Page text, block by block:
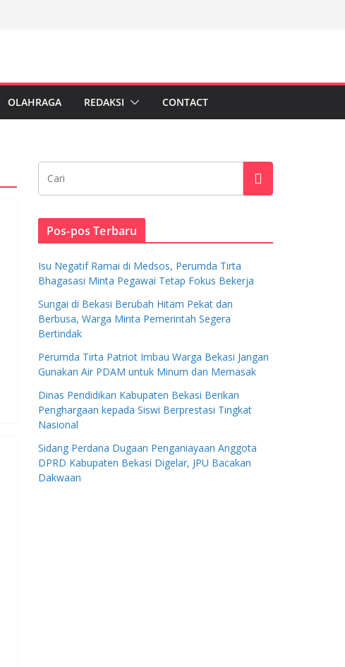
OLAHRAGA REDAKSI CONTACT
Pos-pos Terbaru
Isu Negatif Ramai di Medsos, Perumda Tirta
Bhagasasi Minta Pegawai Tetap Fokus Bekerja
Sungai di Bekasi Berubah Hitam Pekat dan
Berbusa, Warga Minta Pemerintah Segera
Bertindak
Perumda Tirta Patriot Imbau Warga Bekasi Jangan
Gunakan Air PDAM untuk Minum dan Memasak
Dinas Pendidikan Kabupaten Bekasi Berikan
Penghargaan kepada Siswi Berprestasi Tingkat
Nasional
Sidang Perdana Dugaan Penganiayaan Anggota
DPRD Kabupaten Bekasi Digelar, JPU Bacakan
Dakwaan